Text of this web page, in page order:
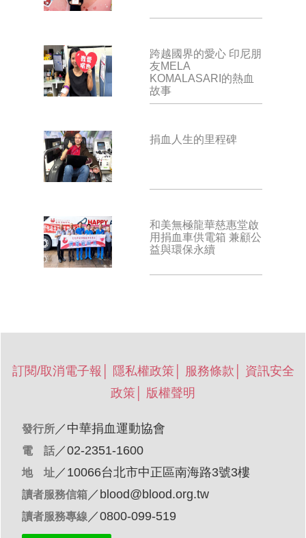
跨越國界的愛心 印尼朋
友MELA
KOMALASARI的熱血
故事
捐血人生的里程碑
和美無極龍華慈惠堂啟
用捐血車供電箱 兼顧公
益與環保永續
訂閱/取消電子報 隱私權政策 服務條款
資訊安全
政策
版權聲明
發行所／ 中華捐血運動協會
電 話／02-2351-1600
地 址／10066台北市中正區南海路3號3樓
讀者服務信箱／ blood@blood.org.tw
讀者服務專線 ／0800-099-519